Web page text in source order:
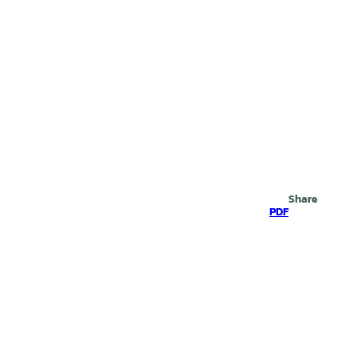
PDF
Share